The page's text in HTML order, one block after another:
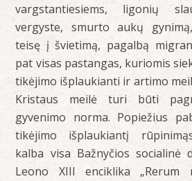
vargstantiesiems, ligonių
vergyste, smurto aukų
teisę į švietimą, pagalbą
pat visas pastangas, kuriomis
tikėjimo išplaukianti ir artimo
Kristaus meilė turi būti
gyvenimo norma. Popiežius
tikėjimo išplaukiantį
kalba visa Bažnyčios socialinė
Leono XIII enciklika „Rerum